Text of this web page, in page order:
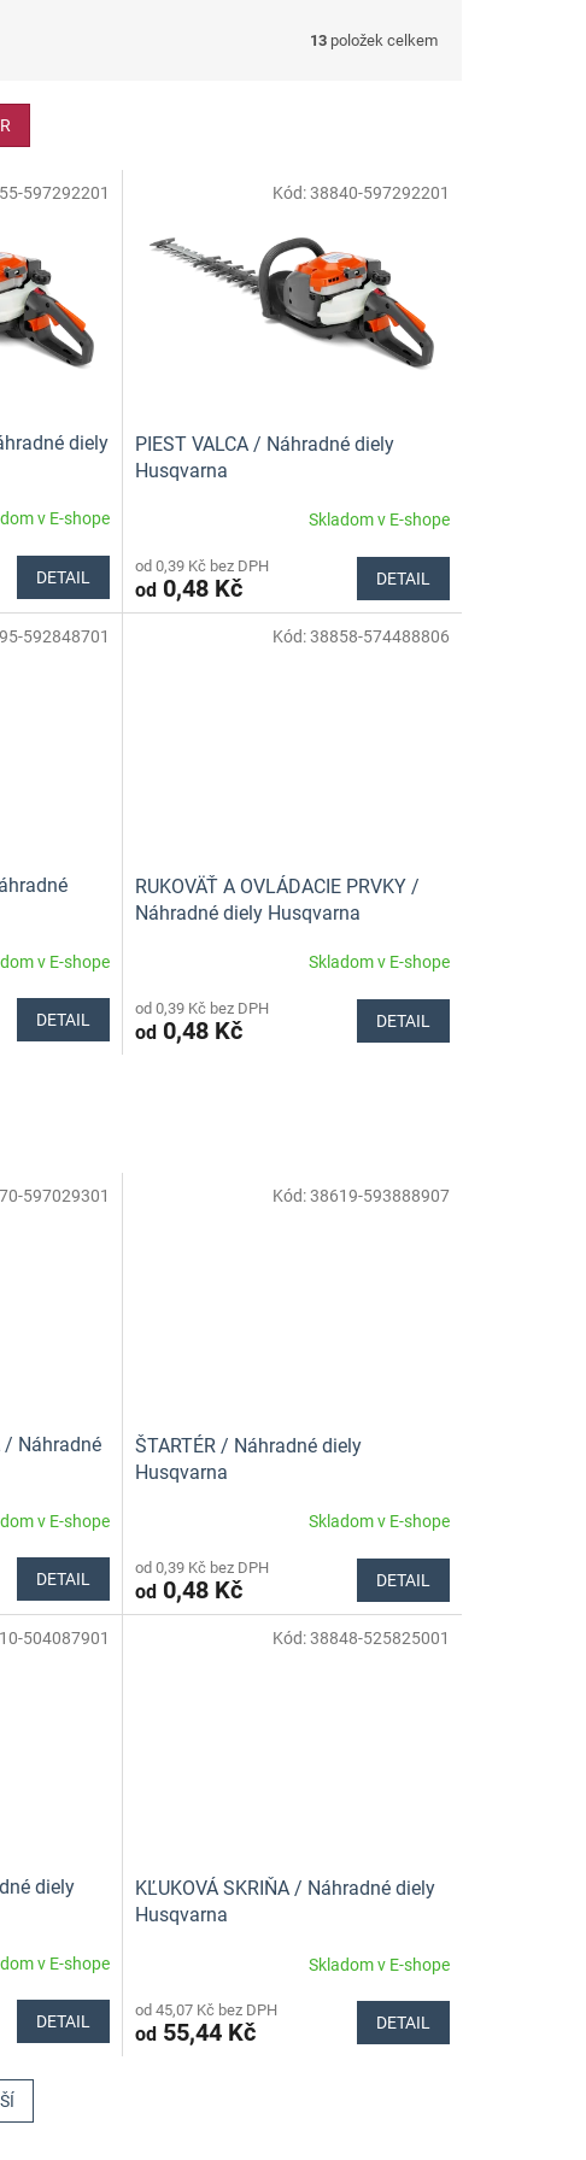
13 položek celkem
diely
v E-shope
DETAIL
597292201
PIEST VALCA / Náhradné diely
Husqvarna
Skladom v E-shope
od 0,39 Kč bez DPH
od0,48 Kč DETAIL
Kód:38840-597292201
v E-shope
DETAIL
592848701
RUKOVÄŤ A OVLÁDACIE PRVKY /
Náhradné diely Husqvarna
Skladom v E-shope
od 0,39 Kč bez DPH
od0,48 Kč DETAIL
Kód:38858-574488806
/ Náhradné
v E-shope
DETAIL
597029301
ŠTARTÉR / Náhradné diely
Husqvarna
Skladom v E-shope
od 0,39 Kč bez DPH
od0,48 Kč DETAIL
Kód:38619-593888907
diely
v E-shope
DETAIL
504087901
KĽUKOVÁ SKRIŇA / Náhradné diely
Husqvarna
Skladom v E-shope
od 45,07 Kč bez DPH
od55,44 Kč DETAIL
Kód:38848-525825001